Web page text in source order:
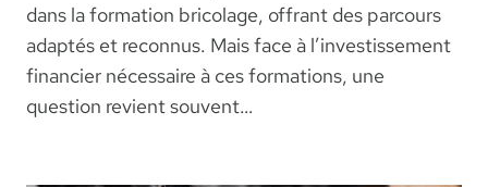
dans la formation bricolage, offrant des parcours
adaptés et reconnus. Mais face à l’investissement
financier nécessaire à ces formations, une
question revient souvent…